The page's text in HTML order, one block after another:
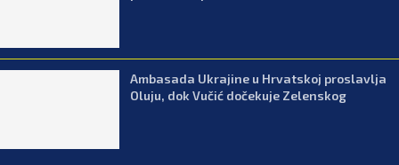
Ambasada Ukrajine u Hrvatskoj proslavlja
Oluju, dok Vučić dočekuje Zelenskog